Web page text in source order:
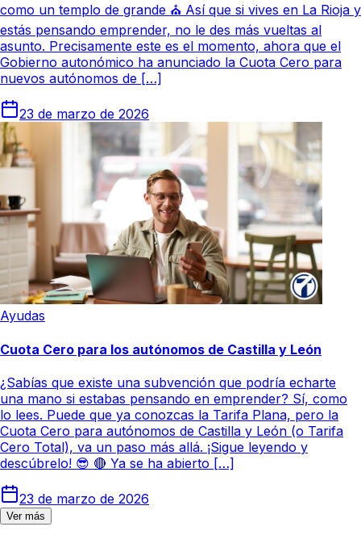
como un templo de grande ⛪ Así que si vives en La Rioja y
estás pensando emprender, no le des más vueltas al
asunto. Precisamente este es el momento, ahora que el
Gobierno autonómico ha anunciado la Cuota Cero para
nuevos autónomos de […]
23 de marzo de 2026
Ayudas
Cuota Cero para los autónomos de Castilla y León
¿Sabías que existe una subvención que podría echarte
una mano si estabas pensando en emprender? Sí, como
lo lees. Puede que ya conozcas la Tarifa Plana, pero la
Cuota Cero para autónomos de Castilla y León (o Tarifa
Cero Total), va un paso más allá. ¡Sigue leyendo y
descúbrelo! 😎 🔴 Ya se ha abierto […]
23 de marzo de 2026
Ver más